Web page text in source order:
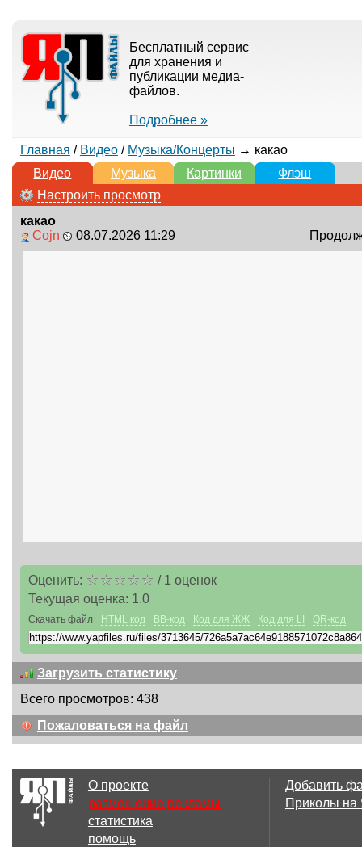
Бесплатный сервис
для хранения и
публикации медиа-
файлов.
Подробнее »
Главная / Видео/ Музыка/Концерты → какао
Видео
Музыка Картинки
Флэш
Настроить просмотр
какао
Cojn
08.07.2026 11:29
Оценить: / 1 оценок
Текущая оценка: 1.0
Скачать файл HTML код BB-код Код для ЖЖ Код для LI QR-код
Загрузить статистику
Всего просмотров: 438
Пожаловаться на файл
О проекте
размещение рекламы
статистика
помощь
Добавить
Приколы